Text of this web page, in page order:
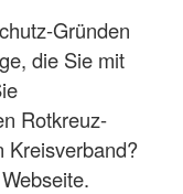
Gründen
die Sie mit
Rotkreuz-
Kreisverband?